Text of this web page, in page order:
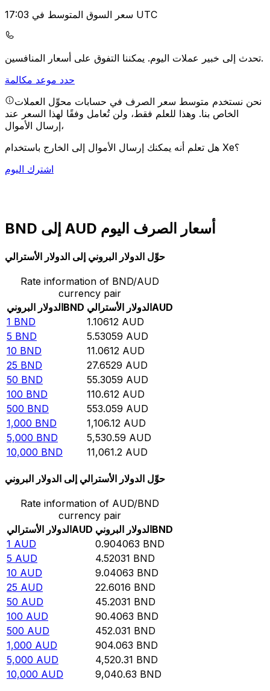
سعر السوق المتوسط في 17:03 UTC
تحدث إلى خبير عملات اليوم.يمكننا التفوق على أسعار المنافسين.
حدد موعد مكالمة
نحن نستخدم متوسط سعر الصرف في حسابات محوِّل العملات
الخاص بنا. وهذا للعلم فقط، ولن تُعامل وفقًا لهذا السعر عند
إرسال الأموال،
هل تعلم أنه يمكنك إرسال الأموال إلى الخارج باستخدام Xe؟
اشترك اليوم
BND إلى AUD أسعار الصرف اليوم
حوِّل الدولار البروني إلى الدولار الأسترالي
Rate information of BND/AUD
currency pair
الدولار البرونيBND الدولار الأستراليAUD
1 BND 1.10612 AUD
5 BND 5.53059 AUD
10 BND 11.0612 AUD
25 BND 27.6529 AUD
50 BND 55.3059 AUD
100 BND 110.612 AUD
500 BND 553.059 AUD
1,000 BND 1,106.12 AUD
5,000 BND 5,530.59 AUD
10,000 BND 11,061.2 AUD
حوِّل الدولار الأسترالي إلى الدولار البروني
Rate information of AUD/BND
currency pair
الدولار الأستراليAUD الدولار البرونيBND
1 AUD 0.904063 BND
5 AUD 4.52031 BND
10 AUD 9.04063 BND
25 AUD 22.6016 BND
50 AUD 45.2031 BND
100 AUD 90.4063 BND
500 AUD 452.031 BND
1,000 AUD 904.063 BND
5,000 AUD 4,520.31 BND
10,000 AUD 9,040.63 BND